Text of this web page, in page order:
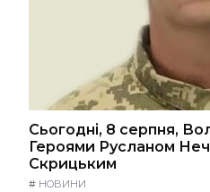
Сьогодні, 8 серпня,
Героями Русланом
Скрицьким
# НОВИНИ